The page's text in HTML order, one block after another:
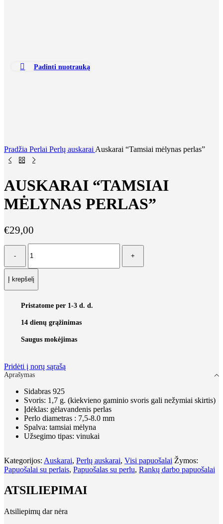
Padinti nuotrauką
Pradžia Perlai Perlų auskarai Auskarai “Tamsiai mėlynas perlas”
AUSKARAI “TAMSIAI
MĖLYNAS PERLAS”
€29,00
kiekis:
mėlynas
perlas"
Į krepšelį
Pristatome per 1-3 d. d.
14 dienų grąžinimas
Saugus mokėjimas
Pridėti į norų sąrašą
Aprašymas
Sidabras 925
Svoris: 1,7 g. (kiekvieno gaminio svoris gali nežymiai skirtis)
Įdėklas: gėlavandenis perlas
Perlo diametras : 7,5-8.0 mm
Spalva: tamsiai mėlyna
Užsegimo tipas: vinukai
Kategorijos: Auskarai, Perlų auskarai, Visi papuošalai Žymos:
Papuošalai su perlais, Papuošalas su perlu, Rankų darbo papuošalai
ATSILIEPIMAI
Atsiliepimų dar nėra